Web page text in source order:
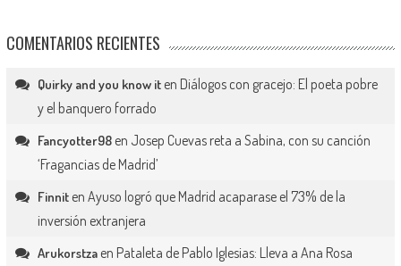
COMENTARIOS RECIENTES
Quirky and you know iten Diálogos con gracejo: El poeta pobre
y el banquero forrado
Fancyotter98en Josep Cuevas reta a Sabina, con su canción
‘Fragancias de Madrid’
Finniten Ayuso logró que Madrid acaparase el 73% de la
inversión extranjera
Arukorstzaen Pataleta de Pablo Iglesias: Lleva a Ana Rosa